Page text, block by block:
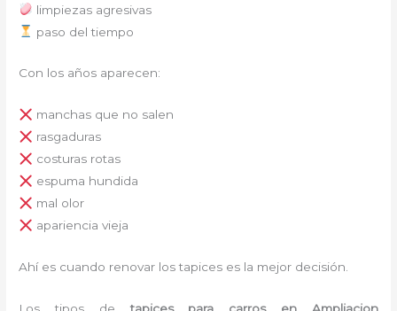
limpiezas agresivas
paso del tiempo
Con los años aparecen:
manchas que no salen
rasgaduras
costuras rotas
espuma hundida
mal olor
apariencia vieja
Ahí es cuando renovar los tapices es la mejor decisión.